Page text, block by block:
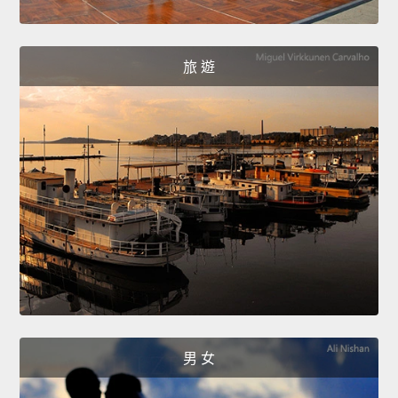
旅 遊
男 女